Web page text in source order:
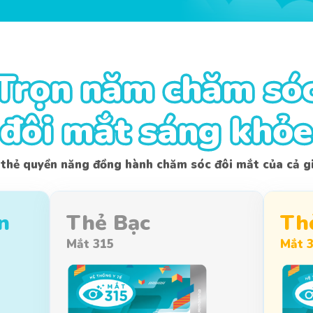
năm chăm
đôi mắt sáng khỏe
năm chăm
đôi mắt sáng khỏe
quyền năng đồng hành chăm sóc đôi mắt của cả
Thẻ Bạc
Mắt 315 Mắt